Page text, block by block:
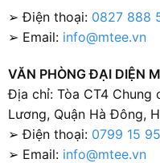
➢ Điện thoại: 0827 888
➢ Email: info@mtee.vn
VĂN PHÒNG ĐẠI DIỆN
Địa chỉ: Tòa CT4 Chung
Lương, Quận Hà Đông,
➢ Điện thoại: 0799 15
➢ Email: info@mtee.vn